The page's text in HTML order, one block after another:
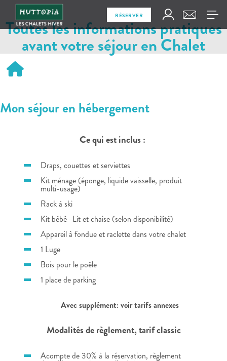
RÉSERVER
Toutes les informations pratiques
avant votre séjour en Chalet
Mon séjour en hébergement
Ce qui est inclus :
Draps, couettes et serviettes
Kit ménage (éponge, liquide vaisselle, produit
multi-usage)
Rack à ski
Kit bébé -Lit et chaise (selon disponibilité)
Appareil à fondue et raclette dans votre chalet
1 Luge
Bois pour le poêle
1 place de parking
Avec supplément: voir tarifs annexes
Modalités de règlement, tarif classic
Acompte de 30% à la réservation, règlement